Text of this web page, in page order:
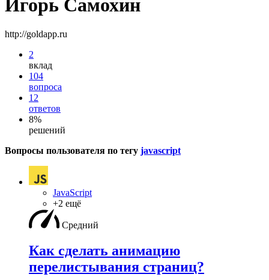
Игорь Самохин
http://goldapp.ru
2
вклад
104
вопроса
12
ответов
8%
решений
Вопросы пользователя по тегу javascript
JavaScript
+2 ещё
Средний
Как сделать анимацию
перелистывания страниц?